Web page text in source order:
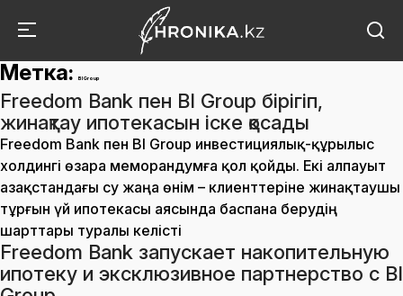
Метка: BI Group
Freedom Bank пен BI Group бірігіп,
жинақтау ипотекасын іске қосады
Freedom Bank пен BI Group инвестициялық-құрылыс
холдингі өзара меморандумға қол қойды. Екі алпауыт
Қазақстандағы су жаңа өнім – клиенттеріне жинақтаушы
тұрғын үй ипотекасы аясында баспана берудің
шарттары туралы келісті
Freedom Bank запускает накопительную
ипотеку и эксклюзивное партнерство с BI